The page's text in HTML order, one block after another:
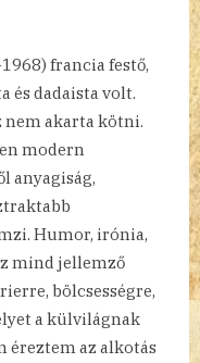
francia festő,
és dadaista volt.
akarta kötni.
modern
anyagiság,
Humor, irónia,
mind jellemző
bölcsességre,
a külvilágnak
éreztem az alkotás